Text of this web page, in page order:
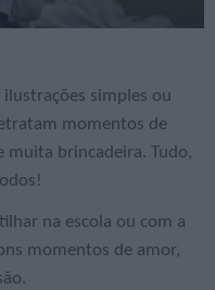
simples ou
momentos de
muita brincadeira. Tudo,
na escola ou com a
momentos de amor,